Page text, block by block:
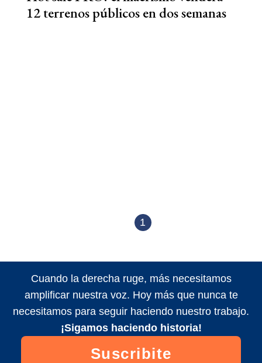
12 terrenos públicos en dos semanas
1
Cuando la derecha ruge, más necesitamos
amplificar nuestra voz. Hoy más que nunca te
necesitamos para seguir haciendo nuestro trabajo.
¡Sigamos haciendo historia!
Suscribite